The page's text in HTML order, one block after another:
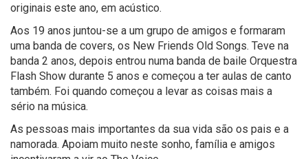
originais este ano, em acústico.
Aos 19 anos juntou-se a um grupo de amigos e formaram
uma banda de covers, os New Friends Old Songs. Teve na
banda 2 anos, depois entrou numa banda de baile Orquestra
Flash Show durante 5 anos e começou a ter aulas de canto
também. Foi quando começou a levar as coisas mais a
sério na música.
As pessoas mais importantes da sua vida são os pais e a
namorada. Apoiam muito neste sonho, família e amigos